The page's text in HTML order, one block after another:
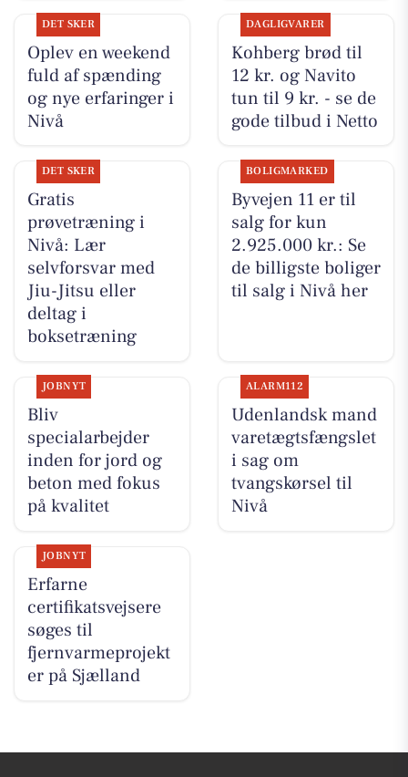
DET SKER
Oplev en weekend
fuld af spænding
og nye erfaringer i
Nivå
DAGLIGVARER
Kohberg brød til
12 kr. og Navito
tun til 9 kr. - se de
gode tilbud i Netto
DET SKER
Gratis
prøvetræning i
Nivå: Lær
selvforsvar med
Jiu-Jitsu eller
deltag i
boksetræning
BOLIGMARKED
Byvejen 11 er til
salg for kun
2.925.000 kr.: Se
de billigste boliger
til salg i Nivå her
JOBNYT
Bliv
specialarbejder
inden for jord og
beton med fokus
på kvalitet
ALARM112
Udenlandsk mand
varetægtsfængslet
i sag om
tvangskørsel til
Nivå
JOBNYT
Erfarne
certifikatsvejsere
søges til
fjernvarmeprojekt
er på Sjælland